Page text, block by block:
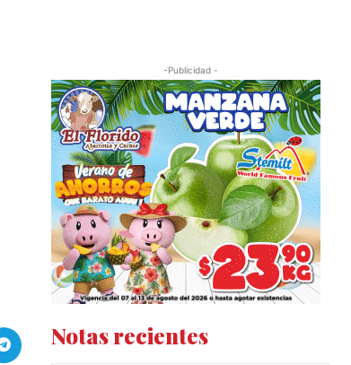
-Publicidad -
Notas recientes